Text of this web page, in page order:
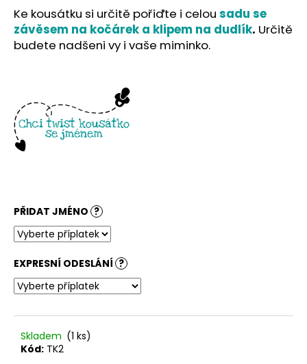
Ke kousátku si určitě pořiďte i celou sadu se
závěsem na kočárek a klipem na dudlík. Určitě
budete nadšeni vy i vaše miminko.
PŘIDAT JMÉNO ?
EXPRESNÍ ODESLÁNÍ ?
Skladem (1 ks)
Kód: TK2